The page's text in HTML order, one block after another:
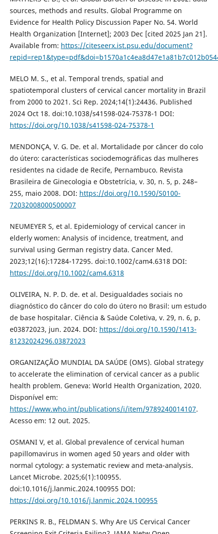
sources, methods and results. Global Programme on
Evidence for Health Policy Discussion Paper No. 54. World
Health Organization [Internet]; 2003 Dec [cited 2025 Jan 21].
Available from: https://citeseerx.ist.psu.edu/document?
MELO M. S., et al. Temporal trends, spatial and
spatiotemporal clusters of cervical cancer mortality in Brazil
from 2000 to 2021. Sci Rep. 2024;14(1):24436. Published
2024 Oct 18. doi:10.1038/s41598-024-75378-1 DOI:
https://doi.org/10.1038/s41598-024-75378-1
MENDONÇA, V. G. De. et al. Mortalidade por câncer do colo
do útero: características sociodemográficas das mulheres
residentes na cidade de Recife, Pernambuco. Revista
Brasileira de Ginecologia e Obstetrícia, v. 30, n. 5, p. 248–
255, maio 2008. DOI: https://doi.org/10.1590/S0100-
72032008000500007
NEUMEYER S, et al. Epidemiology of cervical cancer in
elderly women: Analysis of incidence, treatment, and
survival using German registry data. Cancer Med.
2023;12(16):17284-17295. doi:10.1002/cam4.6318 DOI:
https://doi.org/10.1002/cam4.6318
OLIVEIRA, N. P. D. de. et al. Desigualdades sociais no
diagnóstico do câncer do colo do útero no Brasil: um estudo
de base hospitalar. Ciência & Saúde Coletiva, v. 29, n. 6, p.
e03872023, jun. 2024. DOI: https://doi.org/10.1590/1413-
81232024296.03872023
ORGANIZAÇÃO MUNDIAL DA SAÚDE (OMS). Global strategy
to accelerate the elimination of cervical cancer as a public
health problem. Geneva: World Health Organization, 2020.
Disponível em:
https://www.who.int/publications/i/item/9789240014107.
Acesso em: 12 out. 2025.
OSMANI V, et al. Global prevalence of cervical human
papillomavirus in women aged 50 years and older with
normal cytology: a systematic review and meta-analysis.
Lancet Microbe. 2025;6(1):100955.
doi:10.1016/j.lanmic.2024.100955 DOI:
https://doi.org/10.1016/j.lanmic.2024.100955
PERKINS R. B., FELDMAN S. Why Are US Cervical Cancer